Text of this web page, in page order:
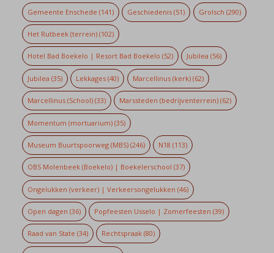
Gemeente Enschede (141) Geschiedenis (51) Grolsch (290)
Het Rutbeek (terrein)(102)
Hotel Bad Boekelo | Resort Bad Boekelo (52) Jubilea (56)
Jubilea (35) Lekkages (40) Marcellinus (kerk)(62)
Marcellinus (School)(33) Marssteden (bedrijventerrein) (62)
Momentum (mortuarium)(35)
Museum Buurtspoorweg (MBS)(246) N18 (113)
OBS Molenbeek (Boekelo) | Boekelerschool (37)
Ongelukken (verkeer) | Verkeersongelukken (46)
Open dagen (36) Popfeesten Usselo | Zomerfeesten (39)
Raad van State (34) Rechtspraak (80)